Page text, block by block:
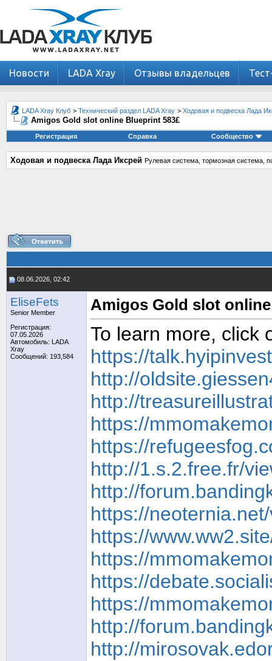
Новости LADA Xray Отзывы владельцев
LADA Xray Клуб > Технический раздел LADA Xray > Ходовая и подвеска Лада
Amigos Gold slot online Blueprint 583£
Регистрация Справка Сообщество
Ходовая и подвеска Лада Иксрей Рулевая система, тормозная система,
08.06.2026, 02:42
EliseFets
Senior Member
Регистрация:
07.05.2026
Автомобиль: LADA
Xray
Сообщений: 193,584
Amigos Gold slot
To learn more, click
https://
http://
http://
https://
https://
http://1.s.2.free.fr/
http://
https://
https://
https://
https://
https://
http://
http://